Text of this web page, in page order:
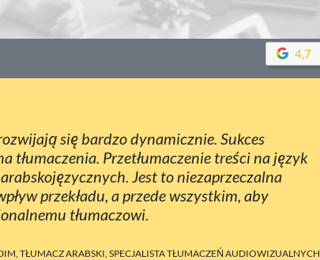
4,7
się bardzo dynamicznie. Sukces
tłumaczenia. Przetłumaczenie treści na język
Jest to niezaprzeczalna
przekładu, a przede wszystkim, aby
tłumaczowi.
TŁUMACZ ARABSKI, SPECJALISTA TŁUMACZEŃ AUDIOWIZUALNYCH